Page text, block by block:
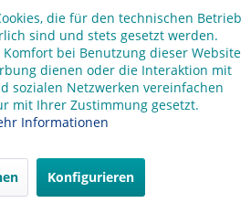
die für den technischen Betrieb
sind und stets gesetzt werden.
Komfort bei Benutzung dieser Website
dienen oder die Interaktion mit
sozialen Netzwerken vereinfachen
mit Ihrer Zustimmung gesetzt.
Informationen
Konfigurieren